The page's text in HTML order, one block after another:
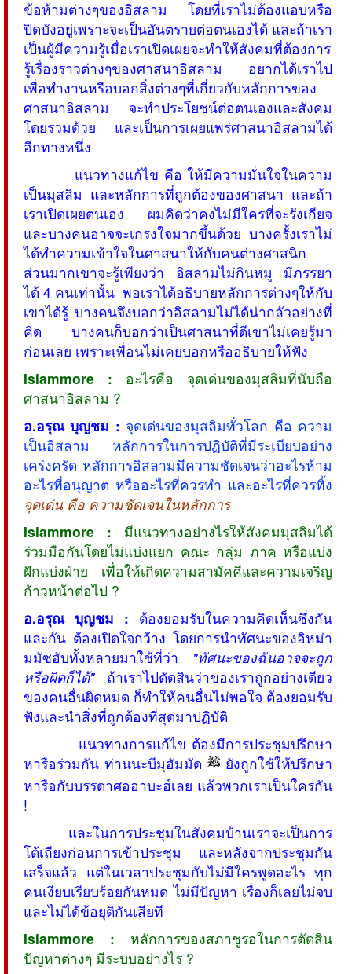
ข้อห้ามต่างๆของอิสลาม โดยที่เราไม่ต้องแอบหรือ
ปิดบังอยู่เพราะจะเป็นอันตรายต่อตนเองได้ และถ้าเรา
เป็นผู้มีความรู้เมื่อเราเปิดเผยจะทำให้สังคมที่ต้องการ
รู้เรื่องราวต่างๆของศาสนาอิสลาม อยากได้เราไป
เพื่อทำงานหรือบอกสิ่งต่างๆที่เกี่ยวกับหลักการของ
ศาสนาอิสลาม จะทำประโยชน์ต่อตนเองและสังคม
โดยรวมด้วย และเป็นการเผยแพร่ศาสนาอิสลามได้
อีกทางหนึ่ง
แนวทางแก้ไข คือ ให้มีความมั่นใจในความ
เป็นมุสลิม และหลักการที่ถูกต้องของศาสนา และถ้า
เราเปิดเผยตนเอง ผมคิดว่าคงไม่มีใครที่จะรังเกียจ
และบางคนอาจจะเกรงใจมากขึ้นด้วย บางครั้งเราไม่
ได้ทำความเข้าใจในศาสนาให้กับคนต่างศาสนิก
ส่วนมากเขาจะรู้เพียงว่า อิสลามไม่กินหมู มีภรรยา
ได้ 4 คนเท่านั้น พอเราได้อธิบายหลักการต่างๆให้กับ
เขาได้รู้ บางคนจึงบอกว่าอิสลามไม่ได้น่ากลัวอย่างที่
คิด บางคนก็บอกว่าเป็นศาสนาที่ดีเขาไม่เคยรู้มา
ก่อนเลย เพราะเพื่อนไม่เคยบอกหรืออธิบายให้ฟัง
Islammore : อะไรคือ จุดเด่นของมุสลิมที่นับถือ
ศาสนาอิสลาม ?
อ.อรุณ บุญชม : จุดเด่นของมุสลิมทั่วโลก คือ ความ
เป็นอิสลาม หลักการในการปฏิบัติที่มีระเบียบอย่าง
เคร่งครัด หลักการอิสลามมีความชัดเจนว่าอะไรห้าม
อะไรที่อนุญาต หรืออะไรที่ควรทำ และอะไรที่ควรทิ้ง
จุดเด่น คือ ความชัดเจนในหลักการ
Islammore : มีแนวทางอย่างไรให้สังคมมุสลิมได้
ร่วมมือกันโดยไม่แบ่งแยก คณะ กลุ่ม ภาค หรือแบ่ง
ฝักแบ่งฝ่าย เพื่อให้เกิดความสามัคคีและความเจริญ
ก้าวหน้าต่อไป ?
อ.อรุณ บุญชม : ต้องยอมรับในความคิดเห็นซึ่งกัน
และกัน ต้องเปิดใจกว้าง โดยการนำทัศนะของอิหม่า
มมัซฮับทั้งหลายมาใช้ที่ว่า "ทัศนะของฉันอาจจะถูก
หรือผิดก็ได้" ถ้าเราไปตัดสินว่าของเราถูกอย่างเดียว
ของคนอื่นผิดหมด ก็ทำให้คนอื่นไม่พอใจ ต้องยอมรับ
ฟังและนำสิ่งที่ถูกต้องที่สุดมาปฏิบัติ
แนวทางการแก้ไข ต้องมีการประชุมปรึกษา
หารือร่วมกัน ท่านนะบีมุฮัมมัด
ยังถูกใช้ให้ปรึกษา
หารือกับบรรดาศอฮาบะฮ์เลย แล้วพวกเราเป็นใครกัน
!
และในการประชุมในสังคมบ้านเราจะเป็นการ
โต้เถียงก่อนการเข้าประชุม และหลังจากประชุมกัน
เสร็จแล้ว แต่ในเวลาประชุมกับไม่มีใครพูดอะไร ทุก
คนเงียบเรียบร้อยกันหมด ไม่มีปัญหา เรื่องก็เลยไม่จบ
และไม่ได้ข้อยุติกันเสียที
Islammore : หลักการของสภาชูรอในการตัดสิน
ปัญหาต่างๆ มีระบบอย่างไร ?